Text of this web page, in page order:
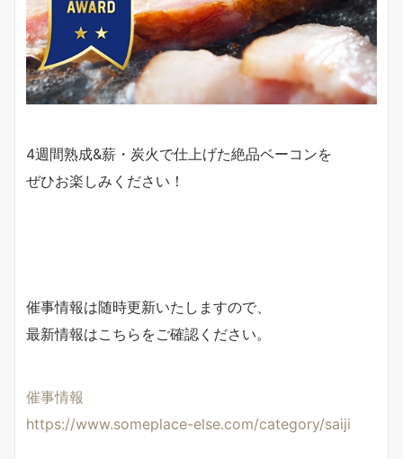
4週間熟成&薪・炭火で仕上げた絶品ベーコンを
ぜひお楽しみください！
催事情報は随時更新いたしますので、
最新情報はこちらをご確認ください。
催事情報
https://www.someplace-else.com/category/saiji